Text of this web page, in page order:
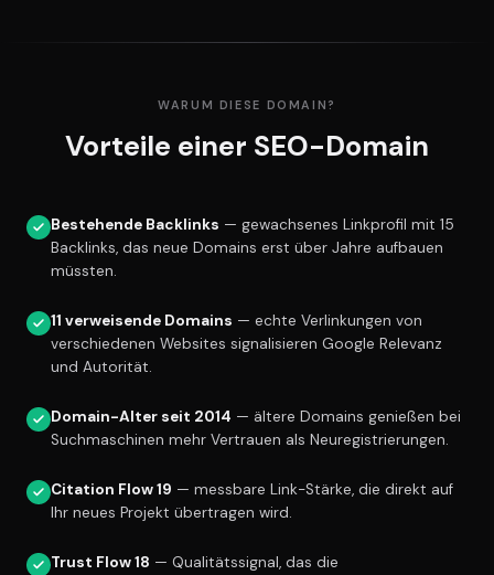
WARUM DIESE DOMAIN?
Vorteile einer SEO-Domain
Bestehende Backlinks — gewachsenes Linkprofil mit 15
Backlinks, das neue Domains erst über Jahre aufbauen
müssten.
11 verweisende Domains — echte Verlinkungen von
verschiedenen Websites signalisieren Google Relevanz
und Autorität.
Domain-Alter seit 2014 — ältere Domains genießen bei
Suchmaschinen mehr Vertrauen als Neuregistrierungen.
Citation Flow 19 — messbare Link-Stärke, die direkt auf
Ihr neues Projekt übertragen wird.
Trust Flow 18 — Qualitätssignal, das die